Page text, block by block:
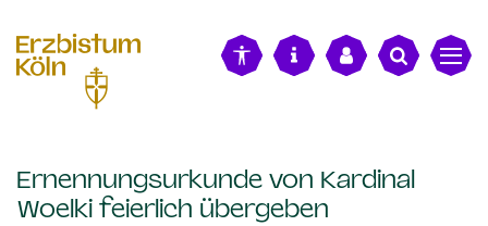
Ernennungsurkunde von Kardinal
Woelki feierlich übergeben